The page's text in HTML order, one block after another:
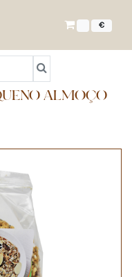
€
ALMOÇO